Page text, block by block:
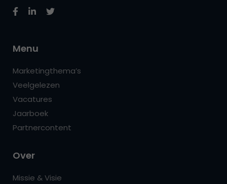
Menu
Marketingthema’s
Veelgelezen
Vacatures
Jaarboek
Partnercontent
Over
Missie & Visie